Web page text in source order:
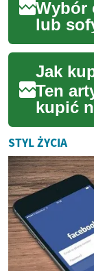
Wybór
lub
przy
meble
Ten
kupić
bez
STYL ŻYCIA